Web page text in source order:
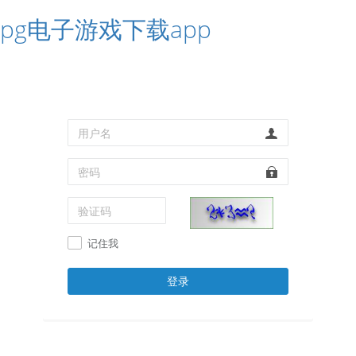
pg电子游戏下载app
记住我
登录